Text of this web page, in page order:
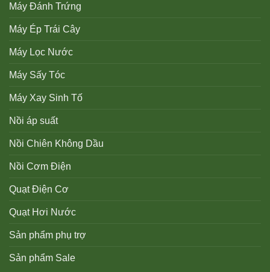
Máy Đánh Trứng
Máy Ép Trái Cây
Máy Lọc Nước
Máy Sấy Tóc
Máy Xay Sinh Tố
Nồi áp suất
Nồi Chiên Không Dầu
Nồi Cơm Điện
Quạt Điện Cơ
Quạt Hơi Nước
Sản phẩm phụ trợ
Sản phẩm Sale